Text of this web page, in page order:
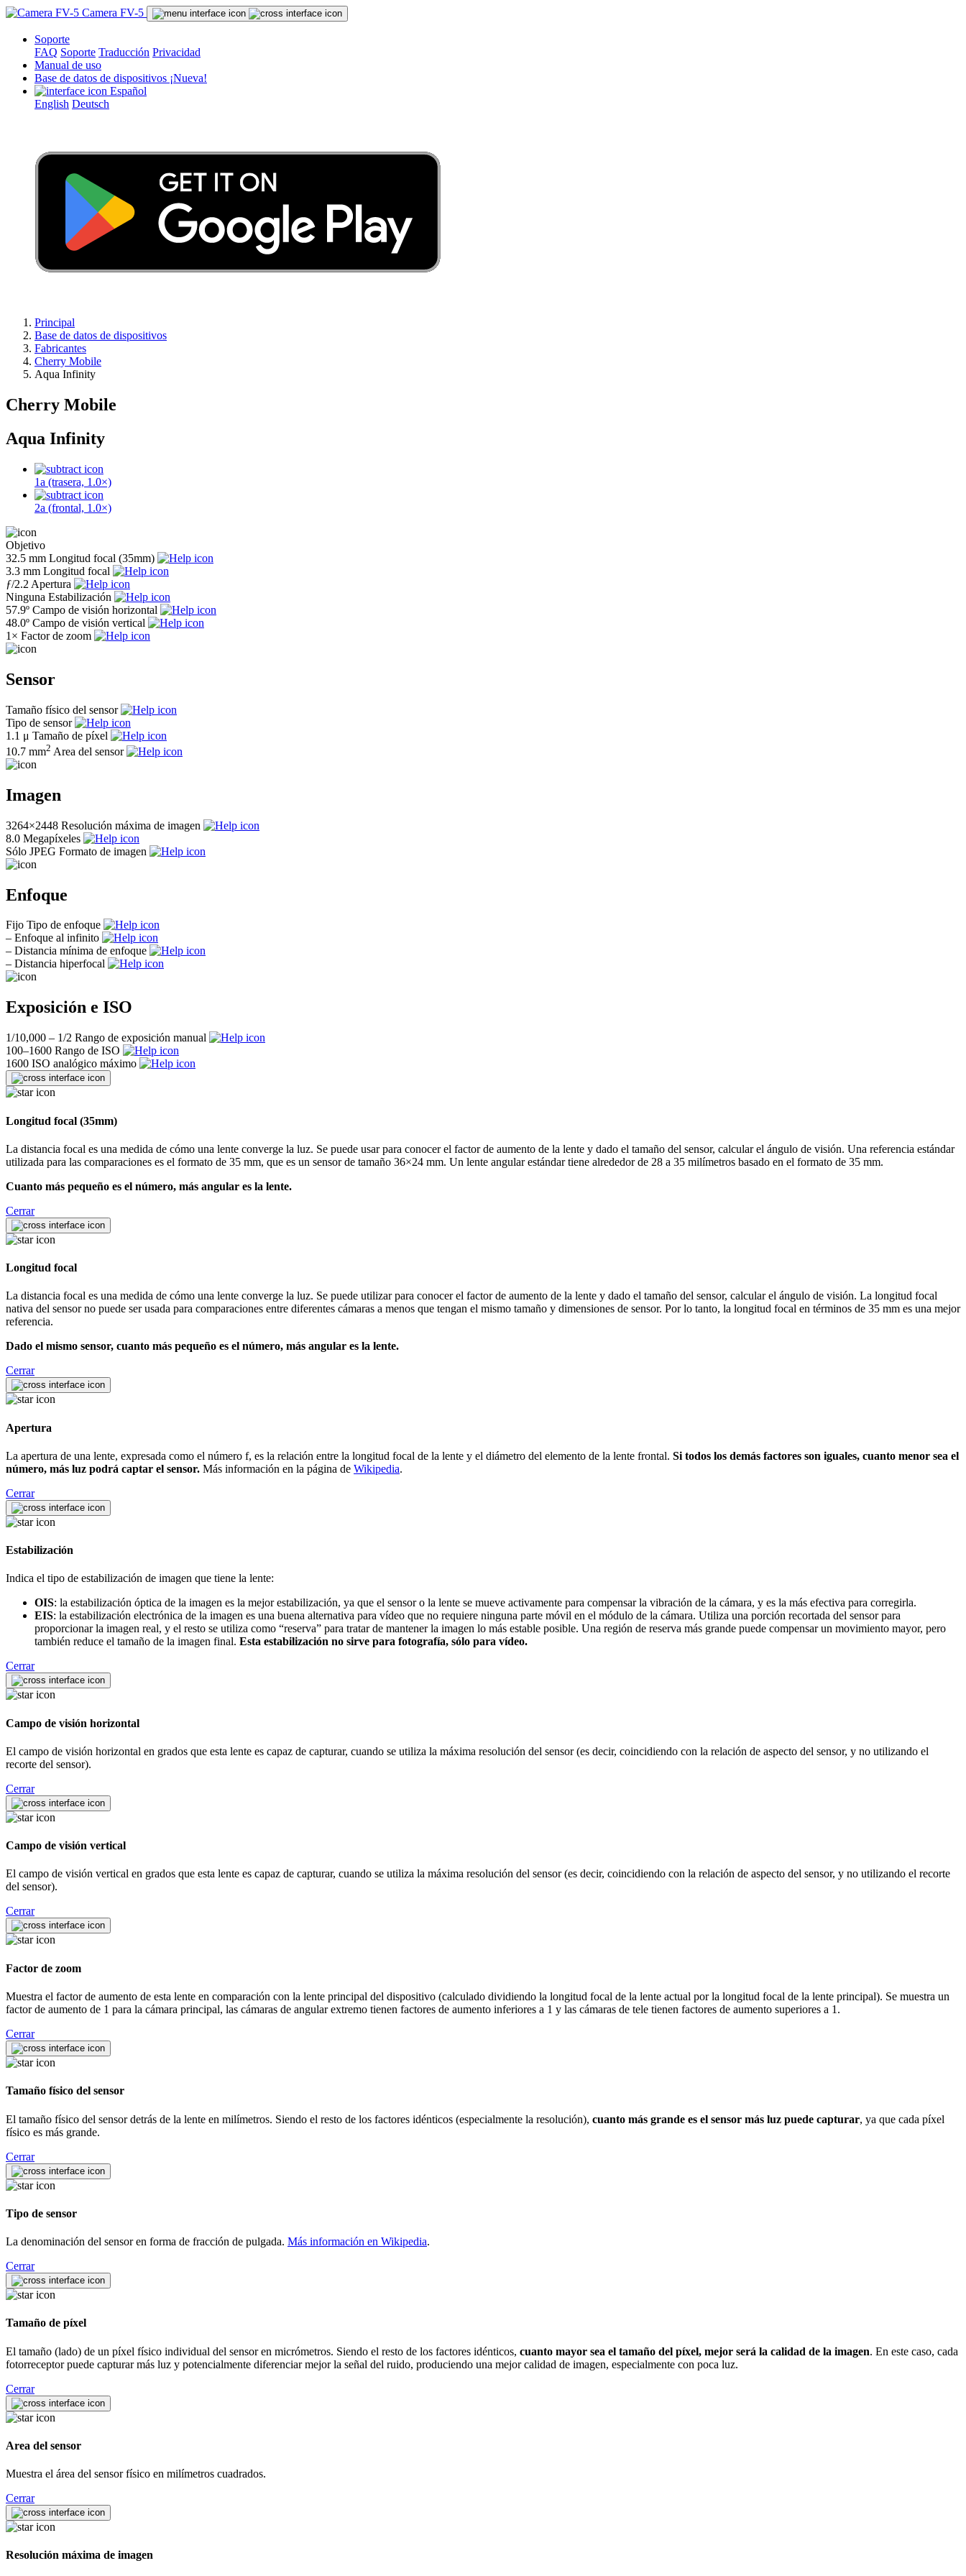
Camera FV-5
Soporte
FAQ Soporte Traducción Privacidad
Manual de uso
Base de datos de dispositivos ¡Nueva!
Español
English Deutsch
Principal
Base de datos de dispositivos
Fabricantes
Cherry Mobile
Aqua Infinity
Cherry Mobile
Aqua Infinity
1a (trasera, 1.0×)
2a (frontal, 1.0×)
Objetivo
32.5 mm Longitud focal (35mm)
3.3 mm Longitud focal
ƒ/2.2 Apertura
Ninguna Estabilización
57.9º Campo de visión horizontal
48.0º Campo de visión vertical
1× Factor de zoom
Sensor
Tamaño físico del sensor
Tipo de sensor
1.1 μ Tamaño de píxel
10.7 mm2 Area del sensor
Imagen
3264×2448 Resolución máxima de imagen
8.0 Megapíxeles
Sólo JPEG Formato de imagen
Enfoque
Fijo Tipo de enfoque
– Enfoque al infinito
– Distancia mínima de enfoque
– Distancia hiperfocal
Exposición e ISO
1/10,000 – 1/2 Rango de exposición manual
100–1600 Rango de ISO
1600 ISO analógico máximo
Longitud focal (35mm)
La distancia focal es una medida de cómo una lente converge la luz. Se puede usar para conocer el factor de aumento de la lente y dado el tamaño del sensor, calcular el ángulo de visión. Una referencia estándar
utilizada para las comparaciones es el formato de 35 mm, que es un sensor de tamaño 36×24 mm. Un lente angular estándar tiene alrededor de 28 a 35 milímetros basado en el formato de 35 mm.
Cuanto más pequeño es el número, más angular es la lente.
Cerrar
Longitud focal
La distancia focal es una medida de cómo una lente converge la luz. Se puede utilizar para conocer el factor de aumento de la lente y dado el tamaño del sensor, calcular el ángulo de visión. La longitud focal
nativa del sensor no puede ser usada para comparaciones entre diferentes cámaras a menos que tengan el mismo tamaño y dimensiones de sensor. Por lo tanto, la longitud focal en términos de 35 mm es una mejor
referencia.
Dado el mismo sensor, cuanto más pequeño es el número, más angular es la lente.
Cerrar
Apertura
La apertura de una lente, expresada como el número f, es la relación entre la longitud focal de la lente y el diámetro del elemento de la lente frontal. Si todos los demás factores son iguales, cuanto menor sea el
número, más luz podrá captar el sensor. Más información en la página de Wikipedia.
Cerrar
Estabilización
Indica el tipo de estabilización de imagen que tiene la lente:
OIS: la estabilización óptica de la imagen es la mejor estabilización, ya que el sensor o la lente se mueve activamente para compensar la vibración de la cámara, y es la más efectiva para corregirla.
EIS: la estabilización electrónica de la imagen es una buena alternativa para vídeo que no requiere ninguna parte móvil en el módulo de la cámara. Utiliza una porción recortada del sensor para
proporcionar la imagen real, y el resto se utiliza como “reserva” para tratar de mantener la imagen lo más estable posible. Una región de reserva más grande puede compensar un movimiento mayor, pero
también reduce el tamaño de la imagen final. Esta estabilización no sirve para fotografía, sólo para vídeo.
Cerrar
Campo de visión horizontal
El campo de visión horizontal en grados que esta lente es capaz de capturar, cuando se utiliza la máxima resolución del sensor (es decir, coincidiendo con la relación de aspecto del sensor, y no utilizando el
recorte del sensor).
Cerrar
Campo de visión vertical
El campo de visión vertical en grados que esta lente es capaz de capturar, cuando se utiliza la máxima resolución del sensor (es decir, coincidiendo con la relación de aspecto del sensor, y no utilizando el recorte
del sensor).
Cerrar
Factor de zoom
Muestra el factor de aumento de esta lente en comparación con la lente principal del dispositivo (calculado dividiendo la longitud focal de la lente actual por la longitud focal de la lente principal). Se muestra un
factor de aumento de 1 para la cámara principal, las cámaras de angular extremo tienen factores de aumento inferiores a 1 y las cámaras de tele tienen factores de aumento superiores a 1.
Cerrar
Tamaño físico del sensor
El tamaño físico del sensor detrás de la lente en milímetros. Siendo el resto de los factores idénticos (especialmente la resolución), cuanto más grande es el sensor más luz puede capturar, ya que cada píxel
físico es más grande.
Cerrar
Tipo de sensor
La denominación del sensor en forma de fracción de pulgada. Más información en Wikipedia.
Cerrar
Tamaño de píxel
El tamaño (lado) de un píxel físico individual del sensor en micrómetros. Siendo el resto de los factores idénticos, cuanto mayor sea el tamaño del píxel, mejor será la calidad de la imagen. En este caso, cada
fotorreceptor puede capturar más luz y potencialmente diferenciar mejor la señal del ruido, produciendo una mejor calidad de imagen, especialmente con poca luz.
Cerrar
Area del sensor
Muestra el área del sensor físico en milímetros cuadrados.
Cerrar
Resolución máxima de imagen